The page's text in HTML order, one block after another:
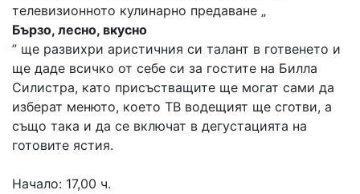
телевизионното кулинарно предаване „
Бързо, лесно, вкусно
” ще развихри аристичния си талант в готвенето и
ще даде всичко от себе си за гостите на Билла
Силистра, като присъстващите ще могат сами да
изберат менюто, което ТВ водещият ще сготви, а
също така и да се включат в дегустацията на
готовите ястия.
Начало: 17,00 ч.